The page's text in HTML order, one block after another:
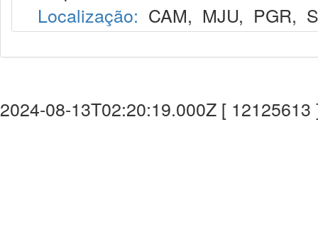
Localização: CAM, MJU, PGR,
2024-08-13T02:20:19.000Z [ 12125613